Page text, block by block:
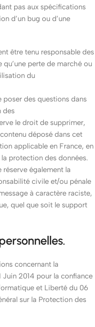
pas aux spécifications
d’un bug ou d’une
être tenu responsable des
perte de marché ou
du
des questions dans
des
le droit de supprimer,
déposé dans cet
applicable en France, en
protection des données.
réserve également la
civile et/ou pénale
à caractère raciste,
quel que soit le support
concernant la
2014 pour la confiance
et Liberté du 06
sur la Protection des